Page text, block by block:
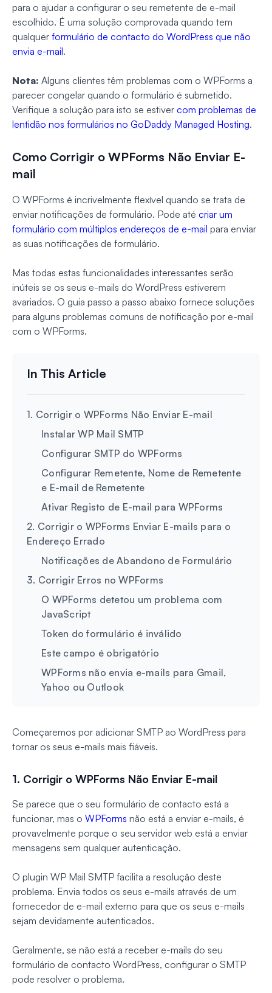
para o ajudar a configurar o seu remetente de e-mail
escolhido. É uma solução comprovada quando tem
qualquer formulário de contacto do WordPress que não
envia e-mail.
Nota: Alguns clientes têm problemas com o WPForms a
parecer congelar quando o formulário é submetido.
Verifique a solução para isto se estiver com problemas de
lentidão nos formulários no GoDaddy Managed Hosting.
Como Corrigir o WPForms Não Enviar E-
mail
O WPForms é incrivelmente flexível quando se trata de
enviar notificações de formulário. Pode até criar um
formulário com múltiplos endereços de e-mail para enviar
as suas notificações de formulário.
Mas todas estas funcionalidades interessantes serão
inúteis se os seus e-mails do WordPress estiverem
avariados. O guia passo a passo abaixo fornece soluções
para alguns problemas comuns de notificação por e-mail
com o WPForms.
1. Corrigir o WPForms Não Enviar E-mail
Instalar WP Mail SMTP
Configurar SMTP do WPForms
Configurar Remetente, Nome de Remetente
e E-mail de Remetente
Ativar Registo de E-mail para WPForms
2. Corrigir o WPForms Enviar E-mails para o
Endereço Errado
Notificações de Abandono de Formulário
3. Corrigir Erros no WPForms
O WPForms detetou um problema com
JavaScript
Token do formulário é inválido
Este campo é obrigatório
WPForms não envia e-mails para Gmail,
Yahoo ou Outlook
Começaremos por adicionar SMTP ao WordPress para
tornar os seus e-mails mais fiáveis.
1. Corrigir o WPForms Não Enviar E-mail
Se parece que o seu formulário de contacto está a
funcionar, mas o WPForms não está a enviar e-mails, é
provavelmente porque o seu servidor web está a enviar
mensagens sem qualquer autenticação.
O plugin WP Mail SMTP facilita a resolução deste
problema. Envia todos os seus e-mails através de um
fornecedor de e-mail externo para que os seus e-mails
sejam devidamente autenticados.
Geralmente, se não está a receber e-mails do seu
formulário de contacto WordPress, configurar o SMTP
pode resolver o problema.